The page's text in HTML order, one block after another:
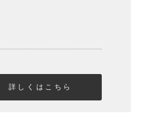
詳しくはこちら